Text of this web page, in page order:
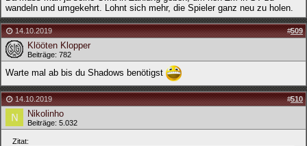
wandeln und umgekehrt. Lohnt sich mehr, die Spieler ganz neu zu holen.
14.10.2019 #509
Klööten Klopper
Beiträge: 782
Warte mal ab bis du Shadows benötigst
14.10.2019 #510
Nikolinho
Beiträge: 5.032
Zitat: